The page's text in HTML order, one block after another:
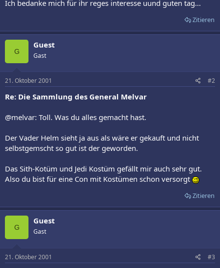
Ich bedanke mich für ihr reges interesse uund guten tag...
Zitieren
G
Guest
Gast
21. Oktober 2001 #2
Re: Die Sammlung des General Melvar
@melvar: Toll. Was du alles gemacht hast.
Der Vader Helm sieht ja aus als wäre er gekauft und nicht
selbstgemscht so gut ist der geworden.
Das Sith-Kotüm und Jedi Kostüm gefällt mir auch sehr gut.
Also du bist für eine Con mit Kostümen schon versorgt
Zitieren
G
Guest
Gast
21. Oktober 2001 #3